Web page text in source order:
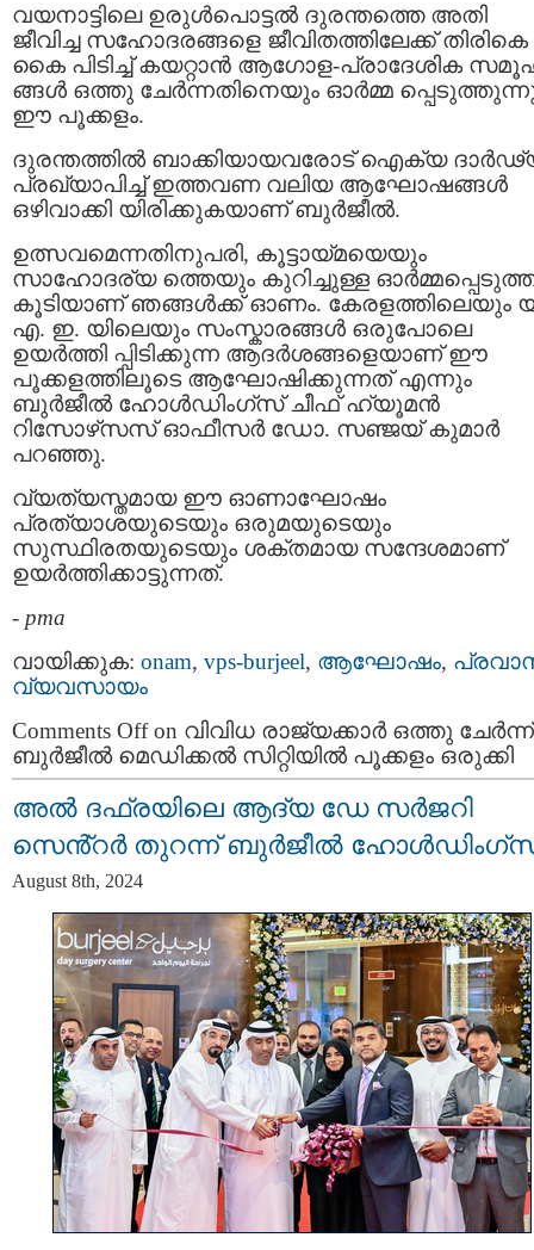
വയനാട്ടിലെ ഉരുൾപൊട്ടൽ ദുരന്തത്തെ അതി
ജീവിച്ച സഹോദരങ്ങളെ ജീവിതത്തിലേക്ക് തിരികെ
കൈ പിടിച്ച് കയറ്റാൻ ആഗോള-പ്രാദേശിക
ങ്ങൾ ഒത്തു ചേർന്നതിനെയും ഓർമ്മ
ഈ പൂക്കളം.
ദുരന്തത്തിൽ ബാക്കിയായവരോട് ഐക്യ
പ്രഖ്യാപിച്ച് ഇത്തവണ വലിയ ആഘോഷങ്ങൾ
ഒഴിവാക്കി യിരിക്കുകയാണ് ബുർജീൽ.
ഉത്സവമെന്നതിനുപരി, കൂട്ടായ്മയെയും
സാഹോദര്യ ത്തെയും കുറിച്ചുള്ള
കൂടിയാണ് ഞങ്ങൾക്ക് ഓണം. കേരളത്തിലെയും
എ. ഇ. യിലെയും സംസ്കാരങ്ങൾ ഒരുപോലെ
ഉയർത്തി പ്പിടിക്കുന്ന ആദർശങ്ങളെയാണ് ഈ
പൂക്കളത്തിലൂടെ ആഘോഷിക്കുന്നത് എന്നും
ബുർജീൽ ഹോൾഡിംഗ്‌സ് ചീഫ് ഹ്യൂമൻ
റിസോഴ്‌സസ് ഓഫീസർ ഡോ. സഞ്ജയ് കുമാർ
പറഞ്ഞു.
വ്യത്യസ്തമായ ഈ ഓണാഘോഷം
പ്രത്യാശയുടെയും ഒരുമയുടെയും
സുസ്ഥിരതയുടെയും ശക്തമായ സന്ദേശമാണ്
ഉയർത്തിക്കാട്ടുന്നത്.
- pma
വായിക്കുക: onam, vps-burjeel, ആഘോഷം,
വ്യവസായം
Comments Offon വിവിധ രാജ്യക്കാർ ഒത്തു ചേർന്ന്
ബുർജീൽ മെഡിക്കൽ സിറ്റിയിൽ പൂക്കളം ഒരുക്കി
അൽ ദഫ്രയിലെ ആദ്യ ഡേ സർജറി
സെൻ്റർ തുറന്ന് ബുർജീൽ
August 8th, 2024